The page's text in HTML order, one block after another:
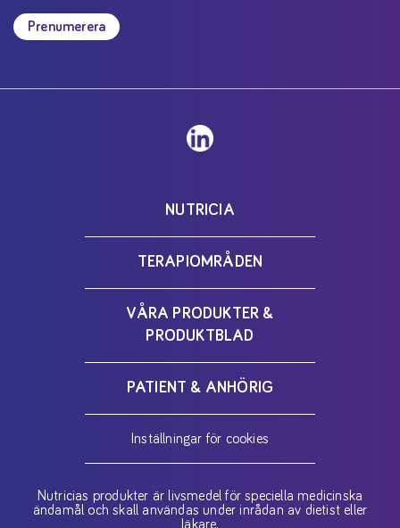
Prenumerera
NUTRICIA
TERAPIOMRÅDEN
VÅRA PRODUKTER &
PRODUKTBLAD
PATIENT & ANHÖRIG
Inställningar för cookies
Nutricias produkter är livsmedel för speciella medicinska
ändamål och skall användas under inrådan av dietist eller
läkare.